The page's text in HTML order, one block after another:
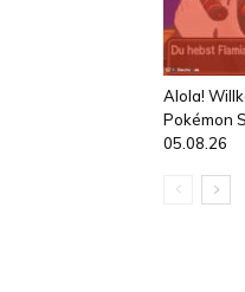
Alola!
Pokémon
05.08.26